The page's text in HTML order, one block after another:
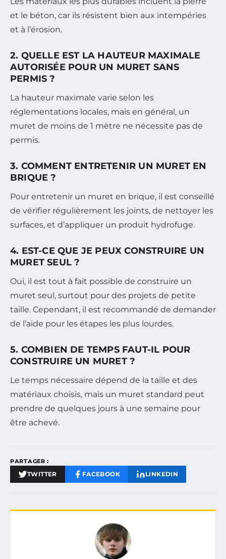
et le béton, car ils résistent bien aux intempéries
et à l’érosion.
2. QUELLE EST LA HAUTEUR MAXIMALE
AUTORISÉE POUR UN MURET SANS
PERMIS ?
La hauteur maximale varie selon les
réglementations locales, mais en général, un
muret de moins de 1 mètre ne nécessite pas de
permis.
3. COMMENT ENTRETENIR UN MURET EN
BRIQUE ?
Pour entretenir un muret en brique, il est conseillé
de vérifier régulièrement les joints, de nettoyer les
surfaces, et d’appliquer un produit hydrofuge.
4. EST-CE QUE JE PEUX CONSTRUIRE UN
MURET SEUL ?
Oui, il est tout à fait possible de construire un
muret seul, surtout pour des projets de petite
taille. Cependant, il est recommandé de demander
de l’aide pour les étapes les plus lourdes.
5. COMBIEN DE TEMPS FAUT-IL POUR
CONSTRUIRE UN MURET ?
Le temps nécessaire dépend de la taille et des
matériaux choisis, mais un muret standard peut
prendre de quelques jours à une semaine pour
être achevé.
PARTAGER :
TWITTER FACEBOOK LINKEDIN